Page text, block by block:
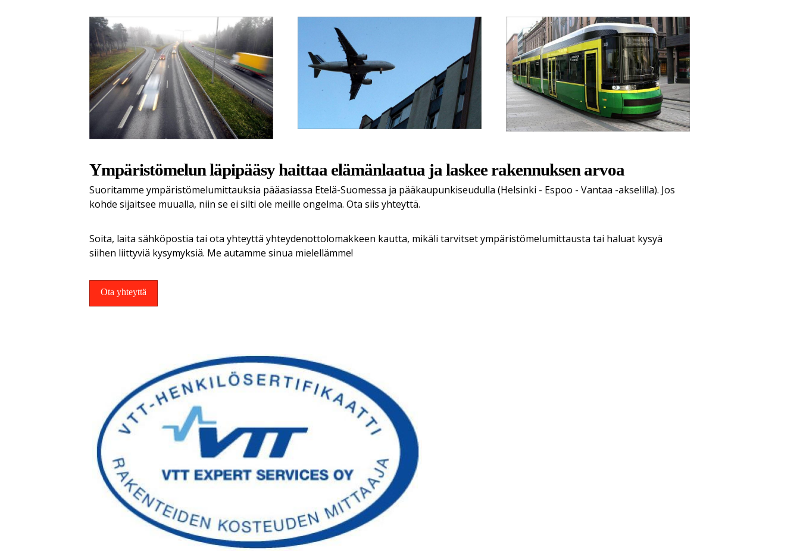
Ympäristömelun läpipääsy haittaa elämänlaatua ja laskee rakennuksen arvoa
Suoritamme ympäristömelumittauksia pääasiassa Etelä-Suomessa ja pääkaupunkiseudulla (Helsinki - Espoo - Vantaa -akselilla). Jos
kohde sijaitsee muualla, niin se ei silti ole meille ongelma. Ota siis yhteyttä.
Soita, laita sähköpostia tai ota yhteyttä yhteydenottolomakkeen kautta, mikäli tarvitset ympäristömelumittausta tai haluat kysyä
siihen liittyviä kysymyksiä. Me autamme sinua mielellämme!
Ota yhteyttä